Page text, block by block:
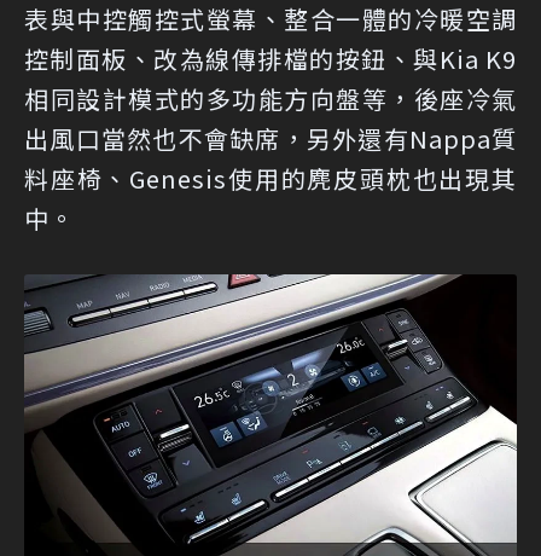
表與中控觸控式螢幕、整合一體的冷暖空調
控制面板、改為線傳排檔的按鈕、與Kia K9
相同設計模式的多功能方向盤等，後座冷氣
出風口當然也不會缺席，另外還有Nappa質
料座椅、Genesis使用的麂皮頭枕也出現其
中。